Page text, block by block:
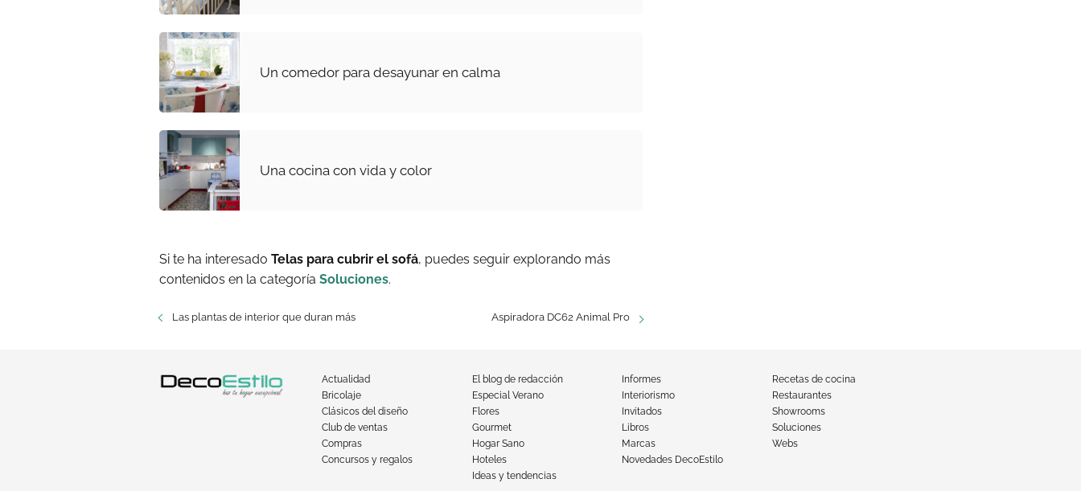
Un comedor para desayunar en calma
Una cocina con vida y color
Si te ha interesado Telas para cubrir el sofá, puedes seguir explorando más
contenidos en la categoría Soluciones.
Las plantas de interior que duran más Aspiradora DC62 Animal Pro
Actualidad
Bricolaje
Clásicos del diseño
Club de ventas
Compras
Concursos y regalos
El blog de redacción
Especial Verano
Flores
Gourmet
Hogar Sano
Hoteles
Ideas y tendencias
Informes
Interiorismo
Invitados
Libros
Marcas
Novedades DecoEstilo
Recetas de cocina
Restaurantes
Showrooms
Soluciones
Webs